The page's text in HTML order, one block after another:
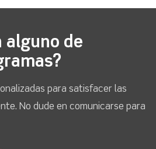
alguno de
para satisfacer las
No dude en comunicarse para